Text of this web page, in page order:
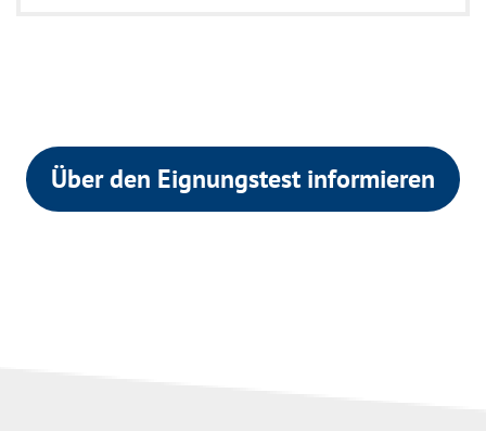
Über den Eignungstest informieren